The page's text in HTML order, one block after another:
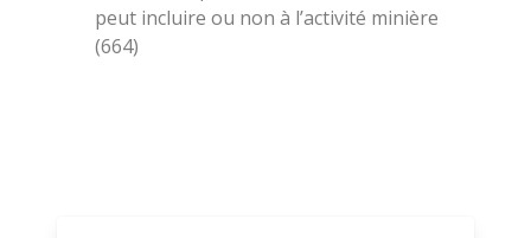
peut incluire ou non à l’activité minière
(664)